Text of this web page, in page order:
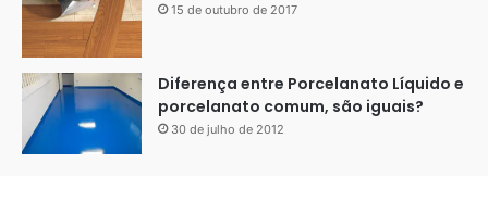
15 de outubro de 2017
Diferença entre Porcelanato Líquido e
porcelanato comum, são iguais?
30 de julho de 2012